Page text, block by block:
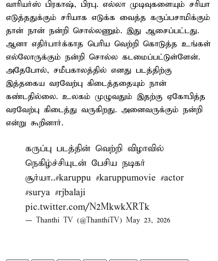
வாரியர்ஸ் பிரகாஷ், பிரபு. எல்லா முடிவுகளையும் சரியா
எடுத்ததுக்கும் சரியாக எடுக்க வைத்த கருப்பசாமிக்கும்
தான் நான் நன்றி சொல்லணும். இது ஆசைப்பட்டது.
ஆனா எதிர்பார்க்காத பெரிய வெற்றி கொடுத்த உங்கள்
எல்லோருக்கும் நன்றி சொல்ல கடமைப்பட்டுள்ளேன்.
அதேபோல், சமீபகாலத்தில் எனது படத்திற்கு
இத்தகைய வரவேற்பு கிடைத்ததையும் நான்
கண்டதில்லை. உலகம் முழுவதும் இதற்கு ஏகோபித்த
வரவேற்பு கிடைத்து வருகிறது. அனைவருக்கும் நன்றி
என்று கூறினார்.
கருப்பு படத்தின் வெற்றி விழாவில்
நெகிழ்ச்சியுடன் பேசிய நடிகர்
சூர்யா..#karuppu #karuppumovie #actor
#surya #rjbalaji
pic.twitter.com/N2MkwkXRTk
— Thanthi TV (@ThanthiTV) May 23, 2026